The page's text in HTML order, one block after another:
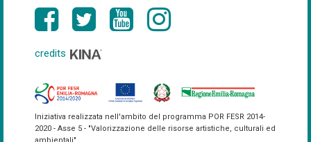
credits
Iniziativa realizzata nell'ambito del programma POR FESR 2014-
2020 - Asse 5 - "Valorizzazione delle risorse artistiche, culturali ed